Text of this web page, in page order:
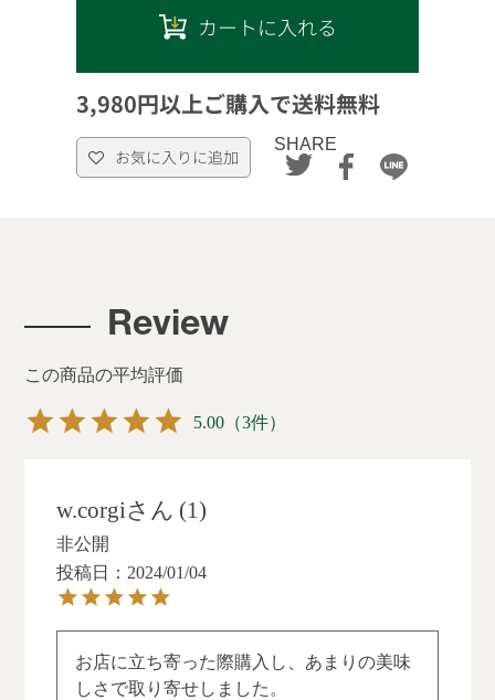
カートに入れる
3,980円以上ご購入で送料無料
お気に入りに追加
SHARE
Review
この商品の平均評価
5.00 （3件）
w.corgi 1
非公開
投稿日
2024/01/04
お店に立ち寄った際購入し、あまりの美味
しさで取り寄せしました。